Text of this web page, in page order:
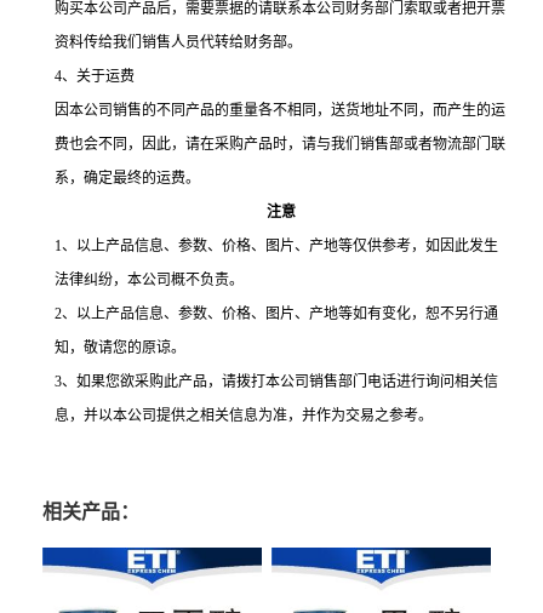
购买本公司产品后，需要票据的请联系本公司财务部门索取或者把开票
资料传给我们销售人员代转给财务部。
4、关于运费
因本公司销售的不同产品的重量各不相同，送货地址不同，而产生的运
费也会不同，因此，请在采购产品时，请与我们销售部或者物流部门联
系，确定最终的运费。
注意
1、以上产品信息、参数、价格、图片、产地等仅供参考，如因此发生
法律纠纷，本公司概不负责。
2、以上产品信息、参数、价格、图片、产地等如有变化，恕不另行通
知，敬请您的原谅。
3、如果您欲采购此产品，请拨打本公司销售部门电话进行询问相关信
息，并以本公司提供之相关信息为准，并作为交易之参考。
相关产品：